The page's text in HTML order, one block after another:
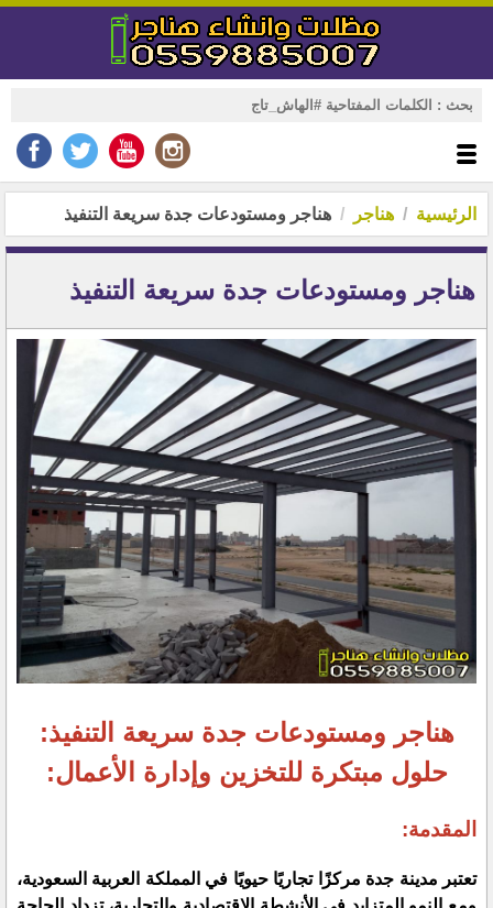
الرئيسية هناجر هناجر ومستودعات جدة سريعة التنفيذ
هناجر ومستودعات جدة سريعة التنفيذ
هناجر ومستودعات جدة سريعة التنفيذ:
حلول مبتكرة للتخزين وإدارة الأعمال:
المقدمة:
تعتبر مدينة جدة مركزًا تجاريًا حيويًا في المملكة العربية السعودية،